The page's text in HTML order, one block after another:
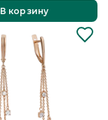
В корзину